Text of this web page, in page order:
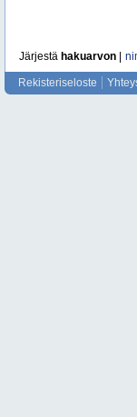
Järjestä hakuarvon
Rekisteriseloste